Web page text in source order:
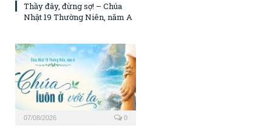
Thầy đây, đừng sợ! – Chúa
Nhật 19 Thường Niên, năm A
07/08/2026 0